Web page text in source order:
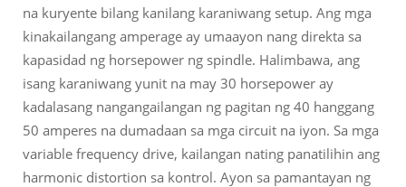
na kuryente bilang kanilang karaniwang setup. Ang mga
kinakailangang amperage ay umaayon nang direkta sa
kapasidad ng horsepower ng spindle. Halimbawa, ang
isang karaniwang yunit na may 30 horsepower ay
kadalasang nangangailangan ng pagitan ng 40 hanggang
50 amperes na dumadaan sa mga circuit na iyon. Sa mga
variable frequency drive, kailangan nating panatilihin ang
harmonic distortion sa kontrol. Ayon sa pamantayan ng